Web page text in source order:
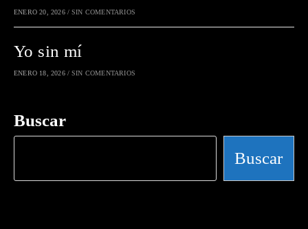
ENERO 20, 2026 / SIN COMENTARIOS
Yo sin mí
ENERO 18, 2026 / SIN COMENTARIOS
Buscar
Buscar